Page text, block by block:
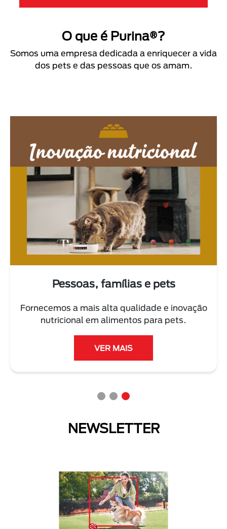
O que é Purina®?
Somos uma empresa dedicada a enriquecer a vida
dos pets e das pessoas que os amam.
Pessoas, famílias e pets
Fornecemos a mais alta qualidade e inovação
nutricional em alimentos para pets.
VER MAIS
NEWSLETTER